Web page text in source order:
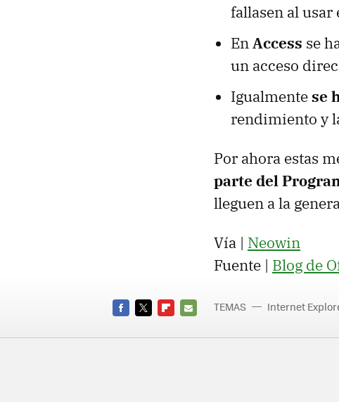
fallasen al
EnAccess se
un acceso
Igualmentese
rendimiento y
Por ahora estas
parte del
lleguen a la
Vía | Neowin
Fuente | Blog de
MAIL
TEMAS Internet